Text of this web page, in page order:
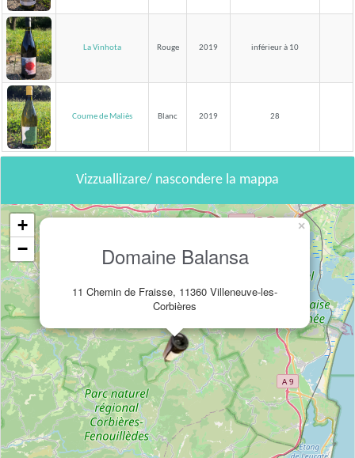
La Vinhota Rouge 2019 inférieur à 10
Coume de Maliès Blanc 2019 28
Vizzuallizare/ nascondere la mappa
Domaine Balansa
11 Chemin de Fraisse, 11360 Villeneuve-les-
Corbières
×
+
−